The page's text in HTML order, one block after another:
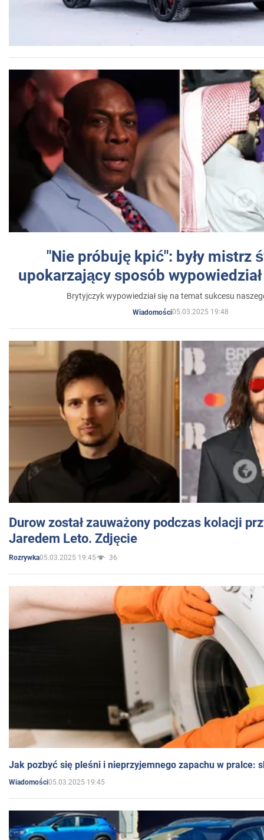
"Nie próbuję kpić": były mistrz
upokarzający sposób
Brytyjczyk wypowiedział się na temat sukcesu
Wiadomości05.03.2025 19:48
Durow został zauważony podczas kolacji
Jaredem Leto. Zdjęcie
Rozrywka05.03.2025 19:45 36
Jak pozbyć się pleśni i nieprzyjemnego zapachu w pralce:
Wiadomości05.03.2025 19:45